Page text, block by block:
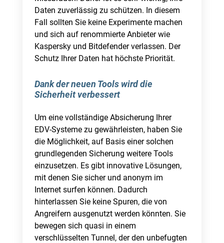
Daten zuverlässig zu schützen. In diesem
Fall sollten Sie keine Experimente machen
und sich auf renommierte Anbieter wie
Kaspersky und Bitdefender verlassen. Der
Schutz Ihrer Daten hat höchste Priorität.
Dank der neuen Tools wird die
Sicherheit verbessert
Um eine vollständige Absicherung Ihrer
EDV-Systeme zu gewährleisten, haben Sie
die Möglichkeit, auf Basis einer solchen
grundlegenden Sicherung weitere Tools
einzusetzen. Es gibt innovative Lösungen,
mit denen Sie sicher und anonym im
Internet surfen können. Dadurch
hinterlassen Sie keine Spuren, die von
Angreifern ausgenutzt werden könnten. Sie
bewegen sich quasi in einem
verschlüsselten Tunnel, der den unbefugten